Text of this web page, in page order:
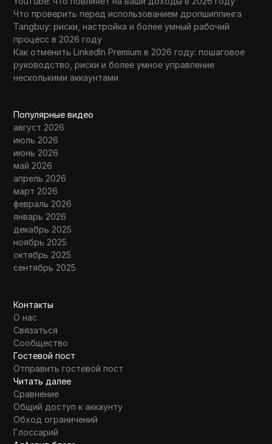
Что проверить перед использованием дропшиппинга
Tangbuy: риски, настройка и более умный рабочий
процесс в 2026 году
Как отменить LinkedIn Premium в 2026 году: пошаговое
руководство, риски и более умное управление
несколькими аккаунтами
Популярные видео
август 2026
июль 2026
июнь 2026
май 2026
апрель 2026
март 2026
февраль 2026
январь 2026
декабрь 2025
ноябрь 2025
октябрь 2025
сентябрь 2025
Контакты
О нас
Связаться
Сообщество
Гостевой пост
Отправить гостевой пост
Читать далее
Сравнение
Общий доступ к аккаунту
Обход ограничений
Глоссарий